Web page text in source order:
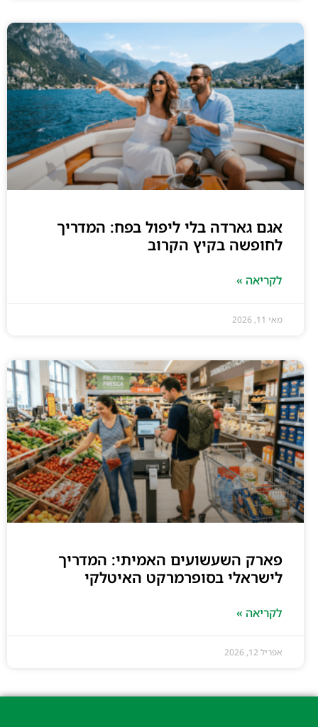
אגם גארדה בלי ליפול בפח: המדריך
לחופשה בקיץ הקרוב
לקריאה »
מאי 11, 2026
פארק השעשועים האמיתי: המדריך
לישראלי בסופרמרקט האיטלקי
לקריאה »
אפריל 12, 2026